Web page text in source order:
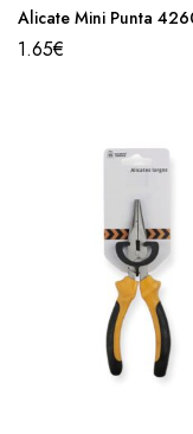
Alicate Mini Punta
1.65€